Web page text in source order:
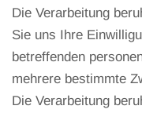
Die Verarbeitung
Sie uns Ihre
betreffenden
mehrere bestimmte
Die Verarbeitung